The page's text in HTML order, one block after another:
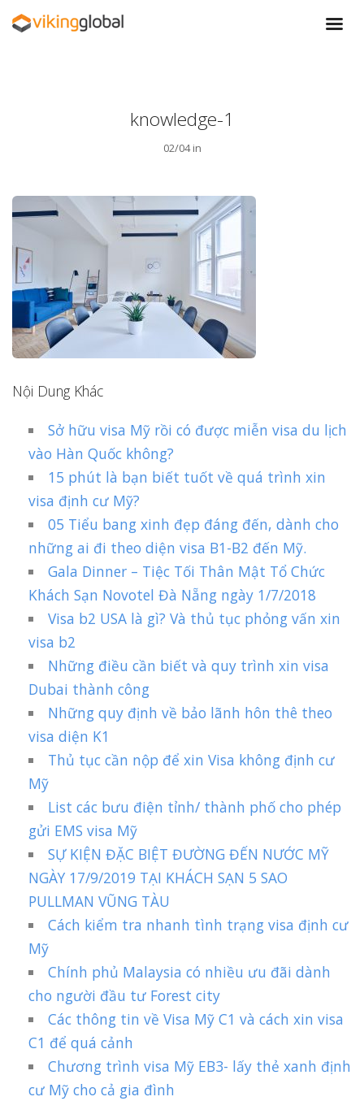
knowledge-1
02/04 in
Nội Dung Khác
Sở hữu visa Mỹ rồi có được miễn visa du lịch
vào Hàn Quốc không?
15 phút là bạn biết tuốt về quá trình xin
visa định cư Mỹ?
05 Tiểu bang xinh đẹp đáng đến, dành cho
những ai đi theo diện visa B1-B2 đến Mỹ.
Gala Dinner – Tiệc Tối Thân Mật Tổ Chức
Khách Sạn Novotel Đà Nẵng ngày 1/7/2018
Visa b2 USA là gì? Và thủ tục phỏng vấn xin
visa b2
Những điều cần biết và quy trình xin visa
Dubai thành công
Những quy định về bảo lãnh hôn thê theo
visa diện K1
Thủ tục cần nộp để xin Visa không định cư
Mỹ
List các bưu điện tỉnh/ thành phố cho phép
gửi EMS visa Mỹ
SỰ KIỆN ĐẶC BIỆT ĐƯỜNG ĐẾN NƯỚC MỸ
NGÀY 17/9/2019 TẠI KHÁCH SẠN 5 SAO
PULLMAN VŨNG TÀU
Cách kiểm tra nhanh tình trạng visa định cư
Mỹ
Chính phủ Malaysia có nhiều ưu đãi dành
cho người đầu tư Forest city
Các thông tin về Visa Mỹ C1 và cách xin visa
C1 để quá cảnh
Chương trình visa Mỹ EB3- lấy thẻ xanh định
cư Mỹ cho cả gia đình